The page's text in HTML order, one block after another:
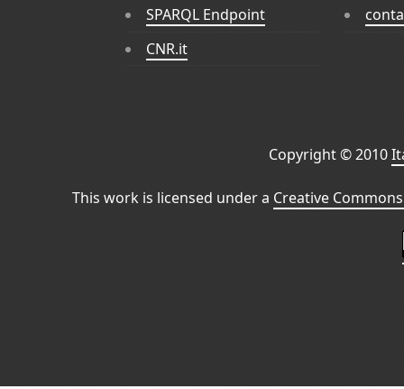
SPARQL Endpoint
CNR.it
Copyright © 2010
This work is licensed under a Creative